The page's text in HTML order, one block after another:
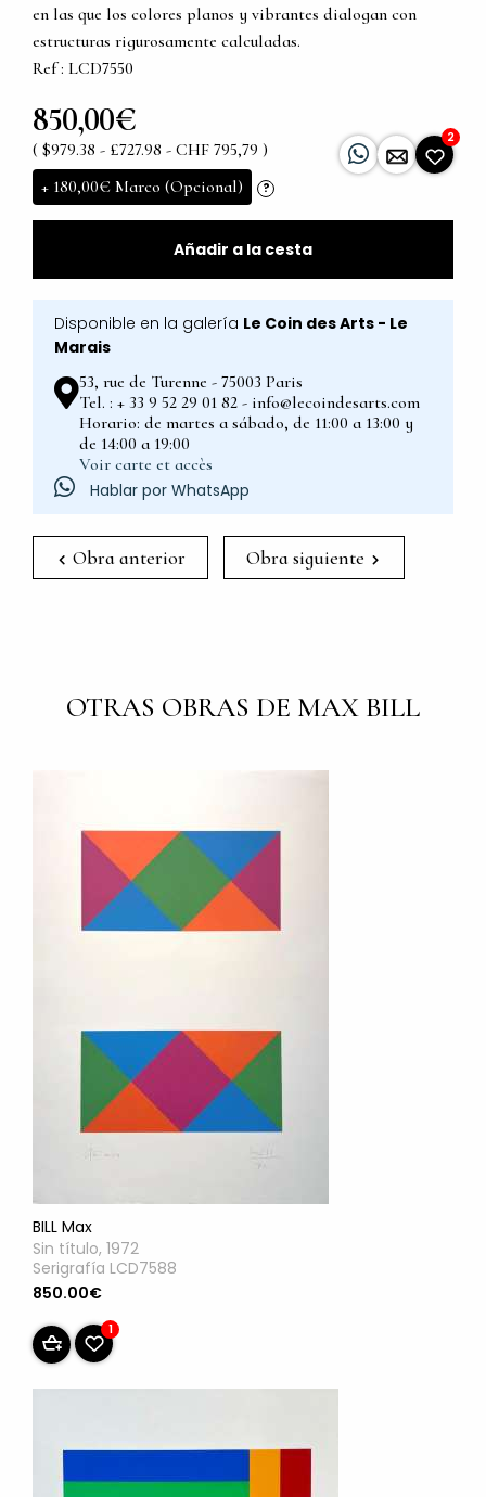
en las que los colores planos y vibrantes dialogan con
estructuras rigurosamente calculadas.
Ref : LCD7550
850,00€
( $979.38 - £727.98 - CHF 795,79 )
+ 180,00€ Marco (Opcional) ?
2
Añadir a la cesta
Disponible en la galería Le Coin des Arts - Le
Marais
53, rue de Turenne - 75003 Paris
Tel. : + 33 9 52 29 01 82 - info@lecoindesarts.com
Horario: de martes a sábado, de 11:00 a 13:00 y
de 14:00 a 19:00
Voir carte et accès
Hablar por WhatsApp
Obra anterior Obra siguiente
OTRAS OBRAS DE MAX BILL
BILL Max
Sin título, 1972
Serigrafía LCD7588
850.00€
1